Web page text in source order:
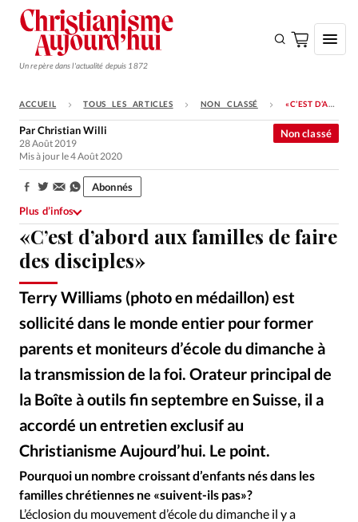
Un repère dans l'actualité depuis 1872
S'ABONNER
Monde
Opinions
Tous les articles
Faire un don
Emploi
Se connecter
Édition: Internationale
RUBRIQUES
Tous les articles
Actualité chrétienne
Actualité internationale
Chronique
Culture
Dossier
Eglises Foi Génération réveil
Monde
Opinions
Publireportage
Relations Aujourd'hui
ACCUEIL TOUS LES ARTICLES NON CLASSÉ «C’EST D’ABORD AUX FAMILLES DE FAIRE DES DISCIPLES»
«C’est d’abord aux familles de faire
des disciples»
Terry Williams (photo en médaillon) est
sollicité dans le monde entier pour former
parents et moniteurs d’école du dimanche à
la transmission de la foi. Orateur principal de
la Boîte à outils fin septembre en Suisse, il a
accordé un entretien exclusif au
Christianisme Aujourd’hui. Le point.
Non classé
ParChristian Willi
28 Août 2019
Mis à jour le 4 Août 2020
Partager:
Abonnés
Plus d’infos
©Istockphoto - DR
Pourquoi un nombre croissant d’enfants nés dans les
familles chrétiennes ne «suivent-ils pas»?
L’éclosion du mouvement d’école du dimanche il y a